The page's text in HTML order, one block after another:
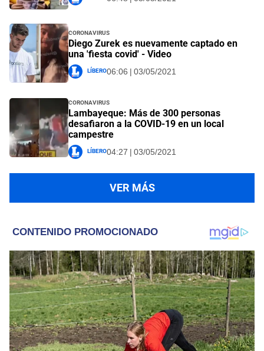
Coronavirus
Diego Zurek es nuevamente captado en
una 'fiesta covid' - Video
Líbero06:06 | 03/05/2021
Coronavirus
Lambayeque: Más de 300 personas
desafiaron a la COVID-19 en un local
campestre
Líbero04:27 | 03/05/2021
VER MÁS